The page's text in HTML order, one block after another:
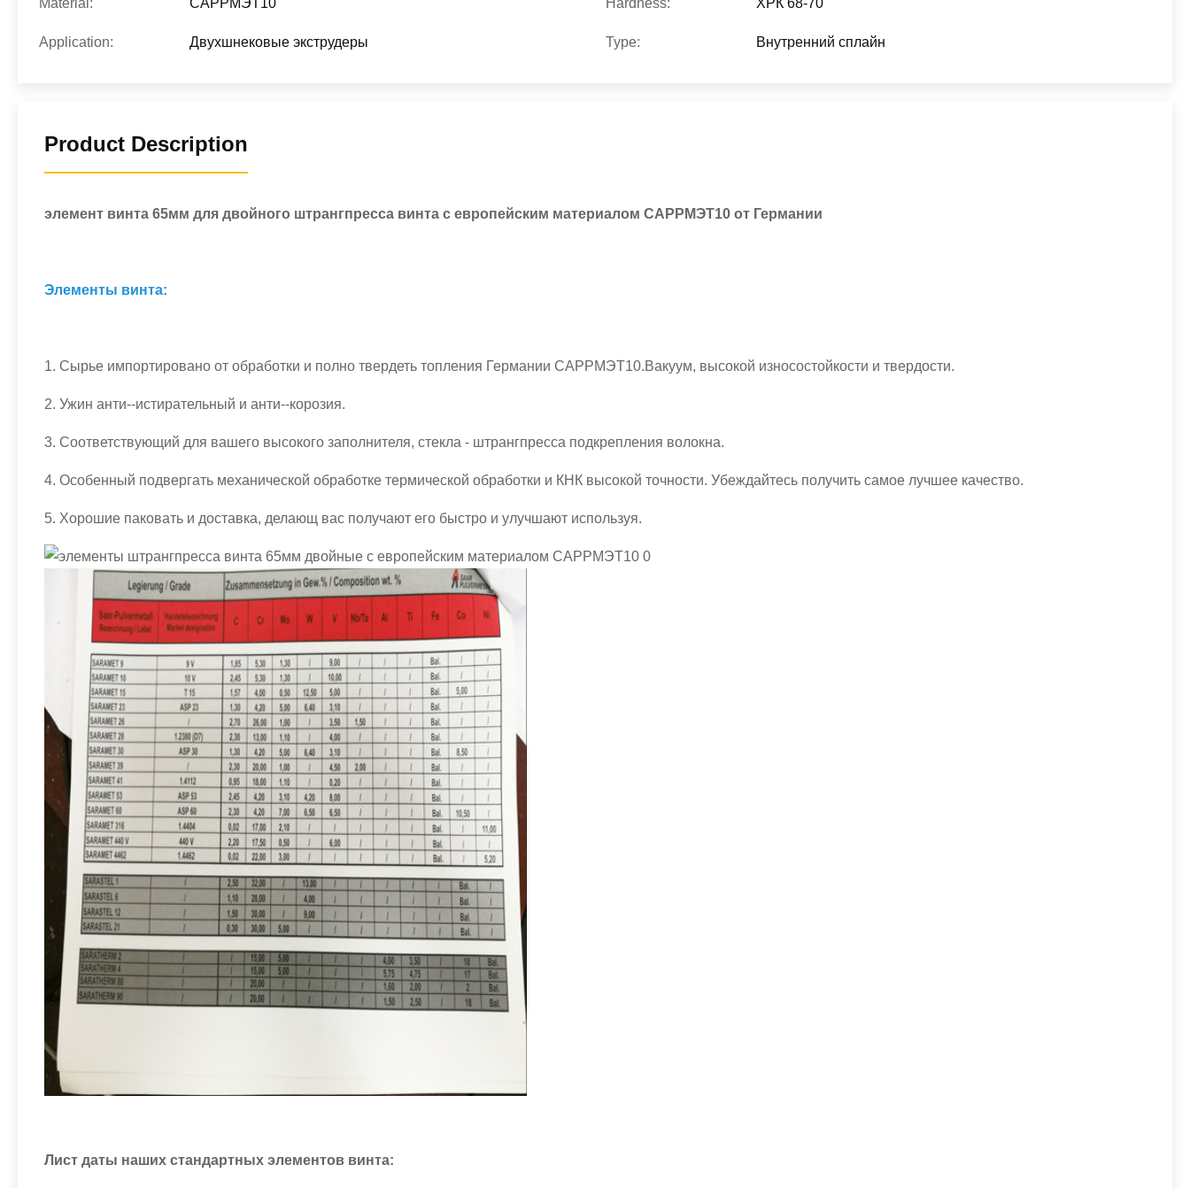
Material: САРРМЭТ10 Hardness: ХРК 68-70
Application: Двухшнековые экструдеры Type: Внутренний сплайн
Product Description
элемент винта 65мм для двойного штрангпресса винта с европейским материалом САРРМЭТ10 от Германии
Элементы винта:
1. Сырье импортировано от обработки и полно твердеть топления Германии САРРМЭТ10.Вакуум, высокой износостойкости и твердости.
2. Ужин анти--истирательный и анти--корозия.
3. Соответствующий для вашего высокого заполнителя, стекла - штрангпресса подкрепления волокна.
4. Особенный подвергать механической обработке термической обработки и КНК высокой точности. Убеждайтесь получить самое лучшее качество.
5. Хорошие паковать и доставка, делающ вас получают его быстро и улучшают используя.
Лист даты наших стандартных элементов винта: